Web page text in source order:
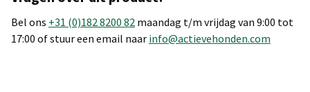
Bel ons +31 (0)182 8200 82 maandag t/m vrijdag van 9:00 tot
17:00 of stuur een email naar info@actievehonden.com